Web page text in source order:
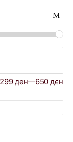
299 ден—650 ден